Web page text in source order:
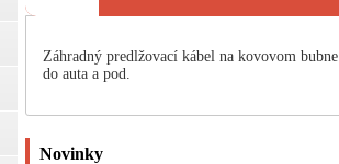
Záhradný predlžovací kábel na kovovom bubne
do auta a pod.
Novinky